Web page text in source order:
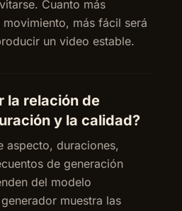
Cuanto más
más fácil será
un video estable.
la relación de
y la calidad?
aspecto, duraciones,
de generación
del modelo
muestra las